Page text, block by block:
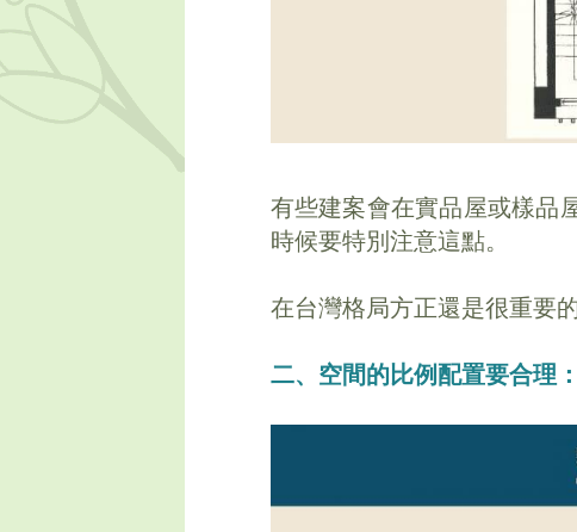
有些建案會在實品屋或樣品
時候要特別注意這點。
在台灣格局方正還是很重要
二、空間的比例配置要合理：